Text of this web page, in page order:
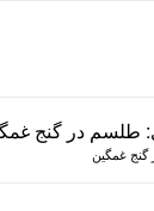
طلسم در گنج
غمگین